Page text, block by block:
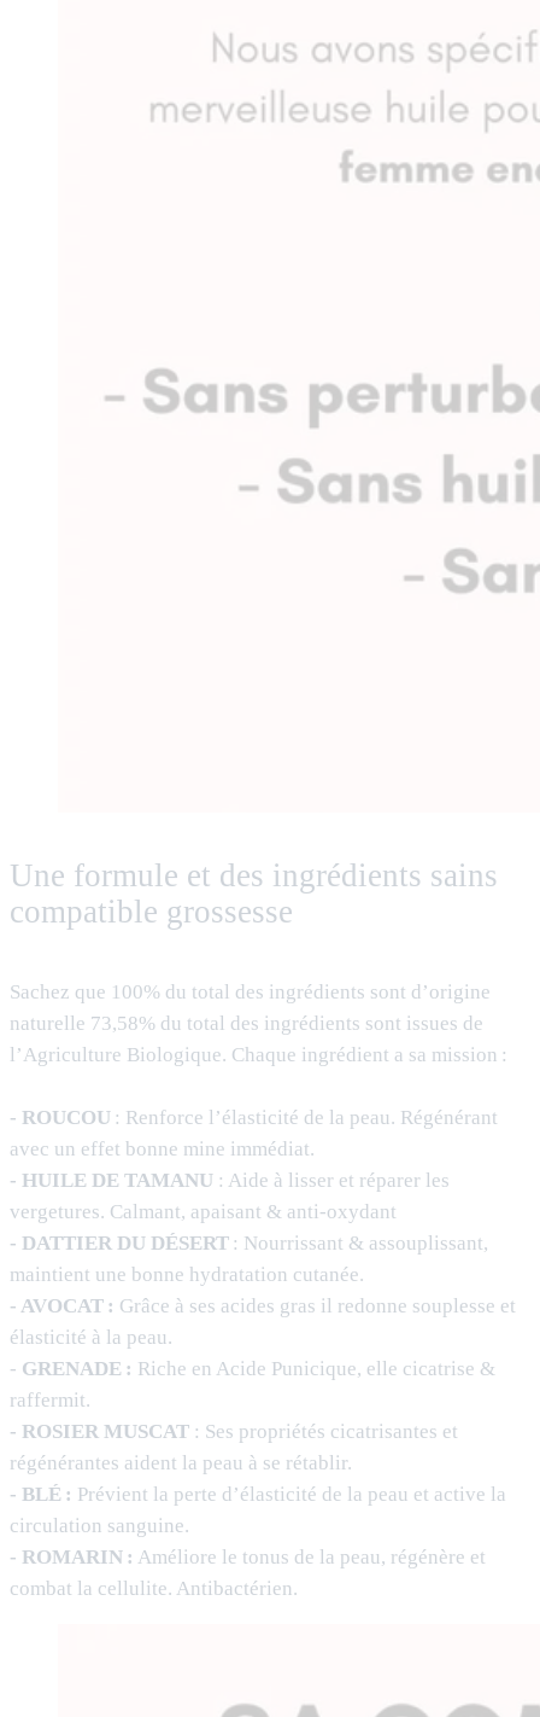
Une formule et des ingrédients sains
compatible grossesse
Sachez que 100% du total des ingrédients sont d’origine
naturelle 73,58% du total des ingrédients sont issues de
l’Agriculture Biologique. Chaque ingrédient a sa mission :
- ROUCOU : Renforce l’élasticité de la peau. Régénérant
avec un effet bonne mine immédiat.
- HUILE DE TAMANU : Aide à lisser et réparer les
vergetures. Calmant, apaisant & anti-oxydant
- DATTIER DU DÉSERT : Nourrissant & assouplissant,
maintient une bonne hydratation cutanée.
- AVOCAT : Grâce à ses acides gras il redonne souplesse et
élasticité à la peau.
- GRENADE : Riche en Acide Punicique, elle cicatrise &
raffermit.
- ROSIER MUSCAT : Ses propriétés cicatrisantes et
régénérantes aident la peau à se rétablir.
- BLÉ : Prévient la perte d’élasticité de la peau et active la
circulation sanguine.
- ROMARIN : Améliore le tonus de la peau, régénère et
combat la cellulite. Antibactérien.